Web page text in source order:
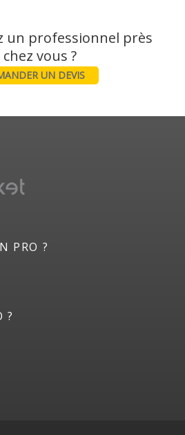
un professionnel près
UN DEVIS
PRO ?
?